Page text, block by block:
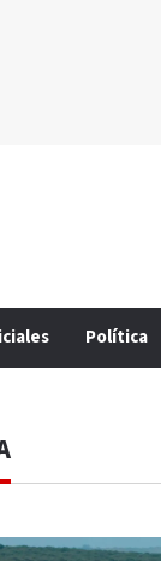
Política